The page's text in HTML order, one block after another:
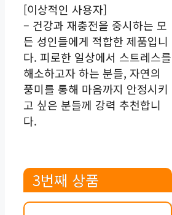
[이상적인 사용자]
– 건강과 재충전을 중시하는 모
든 성인들에게 적합한 제품입니
다. 피로한 일상에서 스트레스를
해소하고자 하는 분들, 자연의
풍미를 통해 마음까지 안정시키
고 싶은 분들께 강력 추천합니
다.
3번째 상품